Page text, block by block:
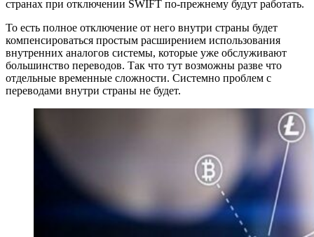
странах при отключении SWIFT по-прежнему будут работать.
То есть полное отключение от него внутри страны будет
компенсироваться простым расширением использования
внутренних аналогов системы, которые уже обслуживают
большинство переводов. Так что тут возможны разве что
отдельные временные сложности. Системно проблем с
переводами внутри страны не будет.